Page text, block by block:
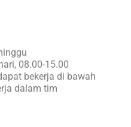
08.00-15.00
bekerja di bawah
dalam tim